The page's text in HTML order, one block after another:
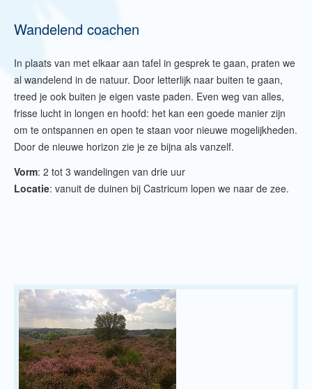
Wandelend coachen
In plaats van met elkaar aan tafel in gesprek te gaan, praten we
al wandelend in de natuur. Door letterlijk naar buiten te gaan,
treed je ook buiten je eigen vaste paden. Even weg van alles,
frisse lucht in longen en hoofd: het kan een goede manier zijn
om te ontspannen en open te staan voor nieuwe mogelijkheden.
Door de nieuwe horizon zie je ze bijna als vanzelf.
Vorm: 2 tot 3 wandelingen van drie uur
Locatie: vanuit de duinen bij Castricum lopen we naar de zee.